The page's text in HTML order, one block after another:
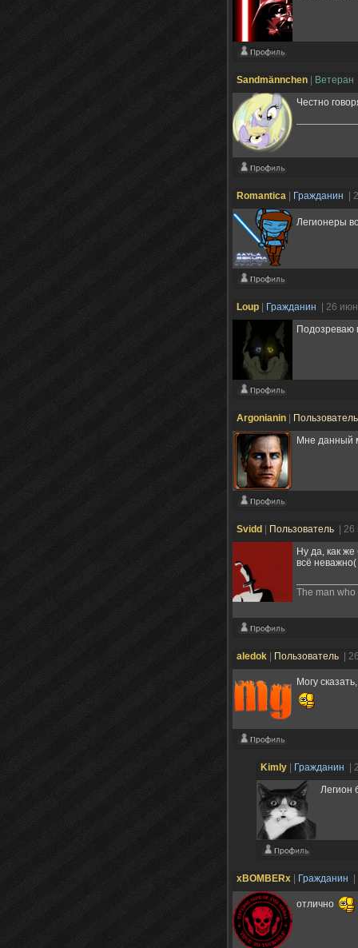
Sandmännchen Ветеран
Честно
Romantica Гражданин |
Легионеры
Loup Гражданин
| 26
Подозреваю
Argonianin
Мне данный
Svidd Пользователь
|
Ну да, как
всё неважно(
The man
aledok Пользователь |
Могу
Kimly Гражданин
|
Легион
xBOMBERx Гражданин
отлично